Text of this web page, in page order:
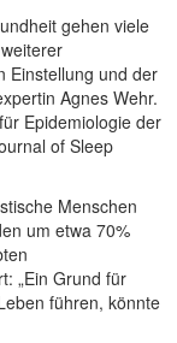
gehen viele
Einstellung und der
Agnes Wehr.
Epidemiologie der
of Sleep
Menschen
um etwa 70%
„Ein Grund für
führen, könnte